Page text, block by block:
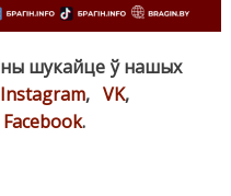
шукайце ў нашых
Instagram, VK,
Facebook.